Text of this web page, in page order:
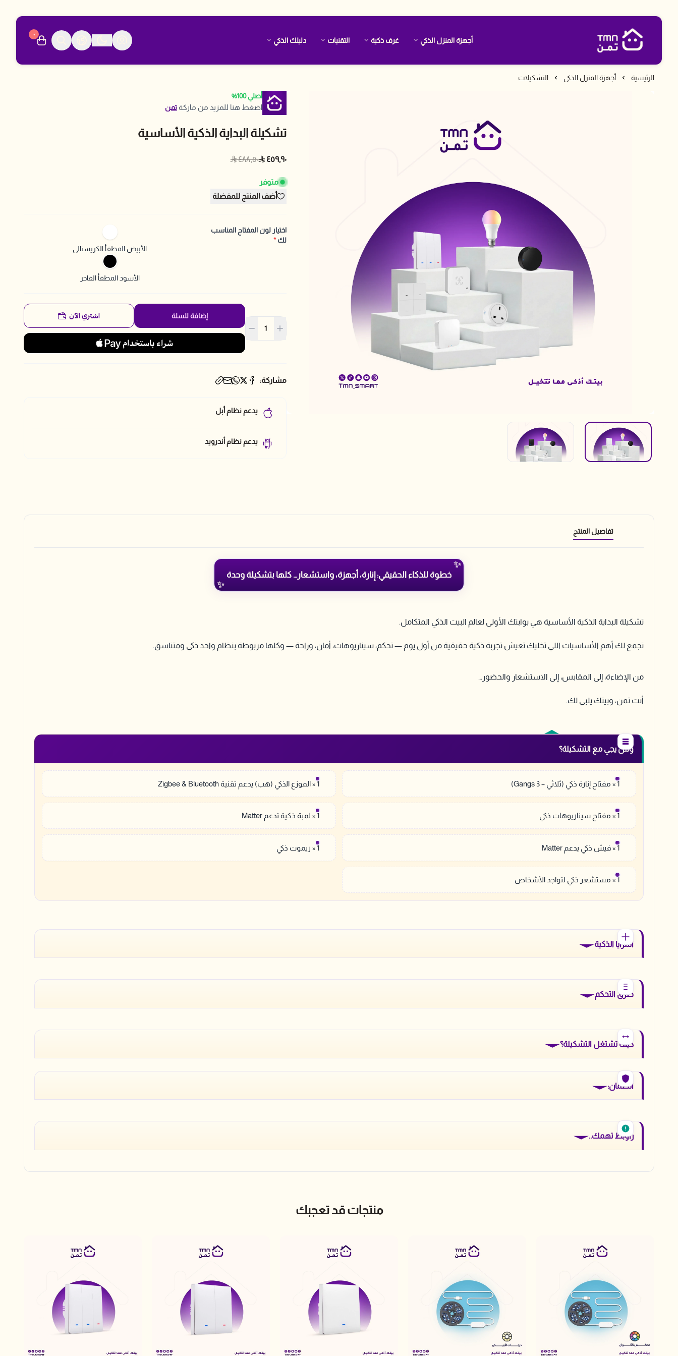
متجر تمن
أجهزة المنزل الذكي غرف ذكية التقنيات دليلك الذكي
٠
الرئيسية أجهزة المنزل الذكي التشكيلات
أصلي 100%
اضغط هنا للمزيد من ماركةتمن
تشكيلة البداية الذكية الأساسية
٤٥٩٫٩٠ ٤٨٨٫٥٠
متوفر
أضف المنتج للمفضلة
اختيار لون المفتاح المناسب
لك*
الأبيض المطفأ الكريستالي
الأسود المطفأ الفاخر
إضافة للسلة اشتري الآن
مشاركة:
يدعم نظام أبل
يدعم نظام أندرويد
تفاصيل المنتج
خطوة للذكاء الحقيقي: إنارة، أجهزة، واستشعار… كلها بتشكيلة وحدة
تشكيلة البداية الذكية الأساسية هي بوابتك الأولى لعالم البيت الذكي المتكامل.
تجمع لك أهم الأساسيات اللي تخليك تعيش تجربة ذكية حقيقية من أول يوم — تحكم، سيناريوهات، أمان، وراحة — وكلها مربوطة بنظام واحد ذكي ومتناسق.
من الإضاءة، إلى المقابس، إلى الاستشعار والحضور…
أنت تمن، وبيتك يلبي لك.
وش يجي مع التشكيلة؟
1 × مفتاح إنارة ذكي (ثلاثي – 3 Gangs) 1 × الموزع الذكي (هب) يدعم تقنية Zigbee & Bluetooth
1 × مفتاح سيناريوهات ذكي 1 × لمبة ذكية تدعم Matter
1 × فيش ذكي يدعم Matter 1 × ريموت ذكي
1 × مستشعر ذكي لتواجد الأشخاص
المزايا الذكية
طرق التحكم
كيف تشتغل التشكيلة؟
الضمان:
راوبط تهمك..
منتجات قد تعجبك